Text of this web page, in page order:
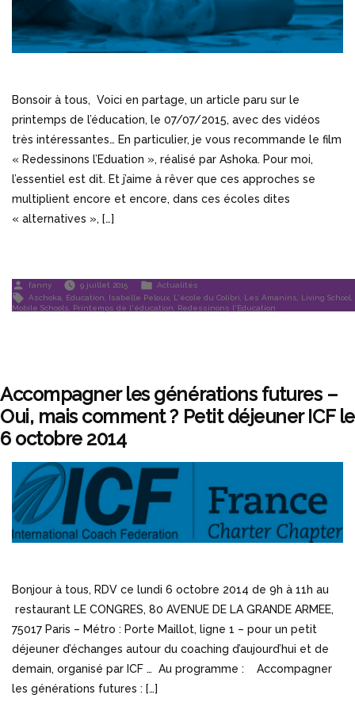
Bonsoir à tous, Voici en partage, un article paru sur le
printemps de l’éducation, le 07/07/2015, avec des vidéos
très intéressantes… En particulier, je vous recommande le film
« Redessinons l’Eduation », réalisé par Ashoka. Pour moi,
l’essentiel est dit. Et j’aime à rêver que ces approches se
multiplient encore et encore, dans ces écoles dites
« alternatives », […]
Publié
par
fanny 9 juillet 2015
Publié
dans
Actualités
Étiquettes :
Aschoka Education Isabelle Peloux L'école du Colibri Les Amanins Living School
Mobile Schools
Printemps de l'éducation Redessinons l'Education
Accompagner les générations futures –
Oui, mais comment ? Petit déjeuner ICF le
6 octobre 2014
Bonjour à tous, RDV ce lundi 6 octobre 2014 de 9h à 11h au
restaurant LE CONGRES, 80 AVENUE DE LA GRANDE ARMEE,
75017 Paris – Métro : Porte Maillot, ligne 1 – pour un petit
déjeuner d’échanges autour du coaching d’aujourd’hui et de
demain, organisé par ICF … Au programme : Accompagner
les générations futures : […]